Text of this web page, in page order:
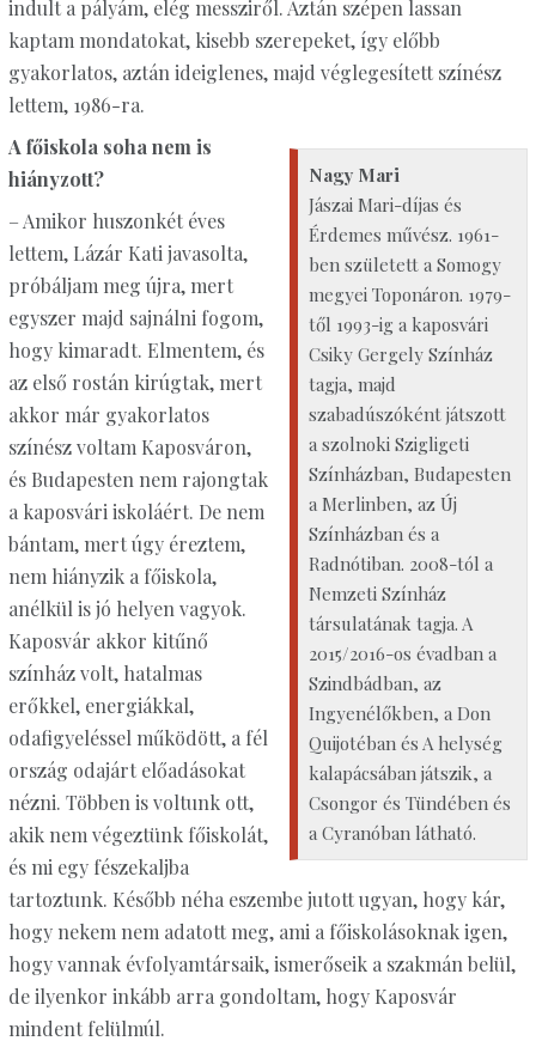
indult a pályám, elég messziről. Aztán szépen lassan
kaptam mondatokat, kisebb szerepeket, így előbb
gyakorlatos, aztán ideiglenes, majd véglegesített színész
lettem, 1986-ra.
Nagy Mari
Jászai Mari-díjas és
Érdemes művész. 1961-
ben született a Somogy
megyei Toponáron. 1979-
től 1993-ig a kaposvári
Csiky Gergely Színház
tagja, majd
szabadúszóként játszott
a szolnoki Szigligeti
Színházban, Budapesten
a Merlinben, az Új
Színházban és a
Radnótiban. 2008-tól a
Nemzeti Színház
társulatának tagja. A
2015/2016-os évadban a
Szindbádban, az
Ingyenélőkben, a Don
Quijotéban és A helység
kalapácsában játszik, a
Csongor és Tündében és
a Cyranóban látható.
A főiskola soha nem is
hiányzott?
– Amikor huszonkét éves
lettem, Lázár Kati javasolta,
próbáljam meg újra, mert
egyszer majd sajnálni fogom,
hogy kimaradt. Elmentem, és
az első rostán kirúgtak, mert
akkor már gyakorlatos
színész voltam Kaposváron,
és Budapesten nem rajongtak
a kaposvári iskoláért. De nem
bántam, mert úgy éreztem,
nem hiányzik a főiskola,
anélkül is jó helyen vagyok.
Kaposvár akkor kitűnő
színház volt, hatalmas
erőkkel, energiákkal,
odafigyeléssel működött, a fél
ország odajárt előadásokat
nézni. Többen is voltunk ott,
akik nem végeztünk főiskolát,
és mi egy fészekaljba
tartoztunk. Később néha eszembe jutott ugyan, hogy kár,
hogy nekem nem adatott meg, ami a főiskolásoknak igen,
hogy vannak évfolyamtársaik, ismerőseik a szakmán belül,
de ilyenkor inkább arra gondoltam, hogy Kaposvár
mindent felülmúl.